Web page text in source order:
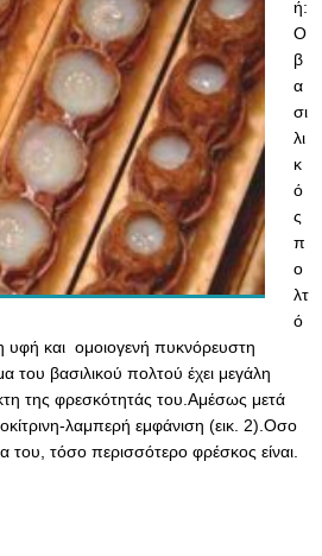
ή:
Ο
β
α
σι
λι
κ
ό
ς
π
ο
λτ
ό
υφή και ομοιογενή πυκνόρευστη
βασιλικού πολτού έχει μεγάλη
της φρεσκότητάς του.Αμέσως μετά
λαμπερή εμφάνιση (εικ. 2).Οσο
του, τόσο περισσότερο φρέσκος είναι.